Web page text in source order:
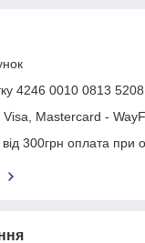
4246 0010 0813 5208
Mastercard -
300грн оплата при